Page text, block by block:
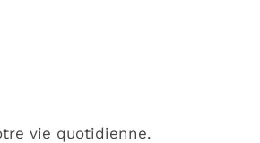
vie quotidienne.